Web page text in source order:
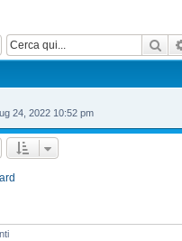
24, 2022 10:52 pm